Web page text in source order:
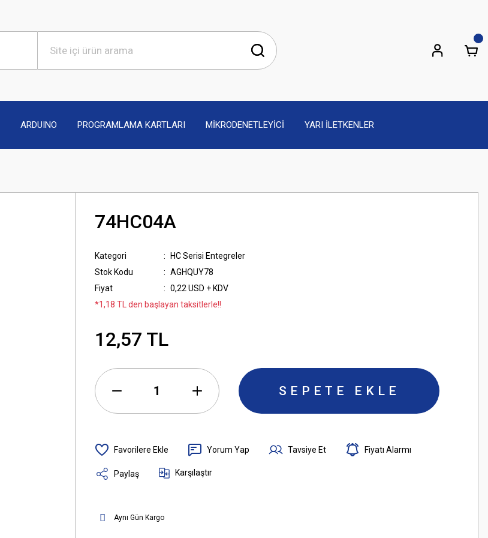
ARDUINO PROGRAMLAMA KARTLARI MİKRODENETLEYİCİ YARI İLETKENLER
74HC04A
Kategori
HC Serisi Entegreler
Stok Kodu
AGHQUY78
Fiyat
0,22 USD + KDV
*1,18 TL den başlayan taksitlerle!!
12,57 TL
SEPETE EKLE
Yorum Yap Tavsiye Et Fiyatı Alarmı
Paylaş Karşılaştır
Aynı Gün Kargo